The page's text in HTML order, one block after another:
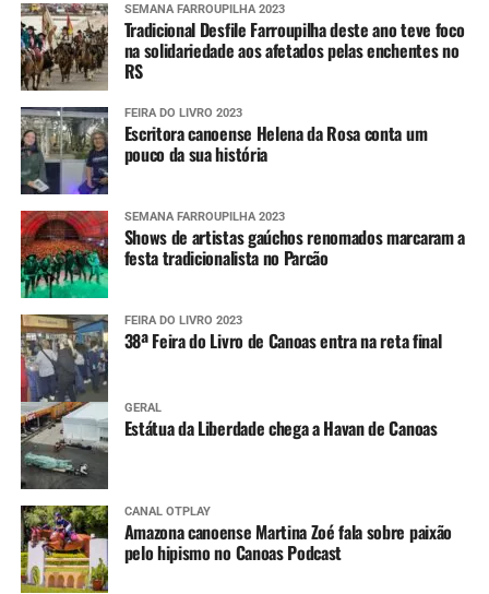
SEMANA FARROUPILHA 2023
Tradicional Desfile Farroupilha deste ano teve foco
na solidariedade aos afetados pelas enchentes no
RS
FEIRA DO LIVRO 2023
Escritora canoense Helena da Rosa conta um
pouco da sua história
SEMANA FARROUPILHA 2023
Shows de artistas gaúchos renomados marcaram a
festa tradicionalista no Parcão
FEIRA DO LIVRO 2023
38ª Feira do Livro de Canoas entra na reta final
GERAL
Estátua da Liberdade chega a Havan de Canoas
CANAL OTPLAY
Amazona canoense Martina Zoé fala sobre paixão
pelo hipismo no Canoas Podcast